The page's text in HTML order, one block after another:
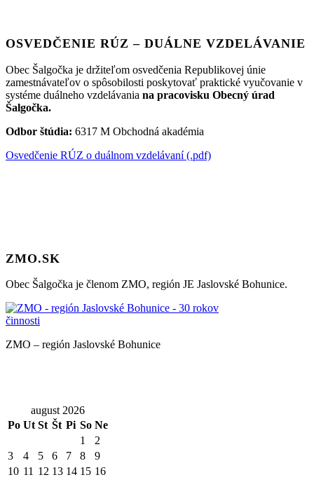
OSVEDČENIE RÚZ – DUÁLNE VZDELÁVANIE
Obec Šalgočka je držiteľom osvedčenia Republikovej únie
zamestnávateľov o spôsobilosti poskytovať praktické vyučovanie v
systéme duálneho vzdelávania na pracovisku Obecný úrad
Šalgočka.
Odbor štúdia: 6317 M Obchodná akadémia
Osvedčenie RÚZ o duálnom vzdelávaní (.pdf)
ZMO.SK
Obec Šalgočka je členom ZMO, región JE Jaslovské Bohunice.
ZMO – región Jaslovské Bohunice
august 2026
Po Ut St Št Pi So Ne
1
2
3
4 5 6 7 8
9
10 11 12 13 14 15 16